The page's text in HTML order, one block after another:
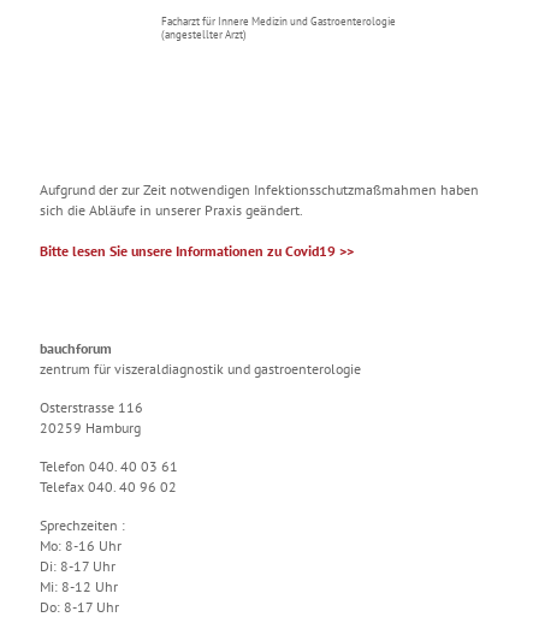
Facharzt für Innere Medizin und Gastroenterologie
(angestellter Arzt)
Aufgrund der zur Zeit notwendigen Infektionsschutzmaßmahmen haben
sich die Abläufe in unserer Praxis geändert.
Bitte lesen Sie unsere Informationen zu Covid19 >>
bauchforum
zentrum für viszeraldiagnostik und gastroenterologie
Osterstrasse 116
20259 Hamburg
Telefon 040. 40 03 61
Telefax 040. 40 96 02
Sprechzeiten :
Mo: 8-16 Uhr
Di: 8-17 Uhr
Mi: 8-12 Uhr
Do: 8-17 Uhr